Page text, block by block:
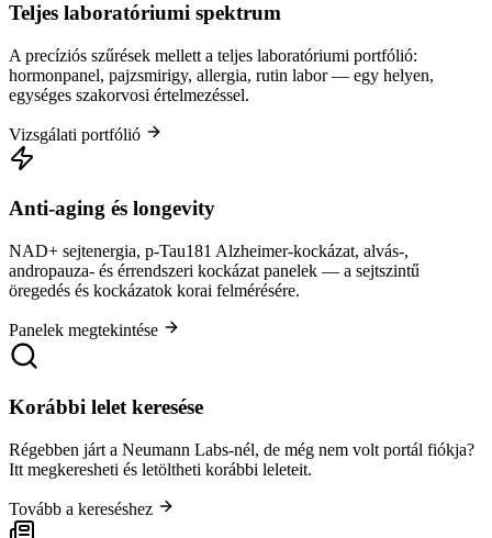
Teljes laboratóriumi spektrum
A precíziós szűrések mellett a teljes laboratóriumi portfólió:
hormonpanel, pajzsmirigy, allergia, rutin labor — egy helyen,
egységes szakorvosi értelmezéssel.
Vizsgálati portfólió
Anti-aging és longevity
NAD+ sejtenergia, p-Tau181 Alzheimer-kockázat, alvás-,
andropauza- és érrendszeri kockázat panelek — a sejtszintű
öregedés és kockázatok korai felmérésére.
Panelek megtekintése
Korábbi lelet keresése
Régebben járt a Neumann Labs-nél, de még nem volt portál fiókja?
Itt megkeresheti és letöltheti korábbi leleteit.
Tovább a kereséshez